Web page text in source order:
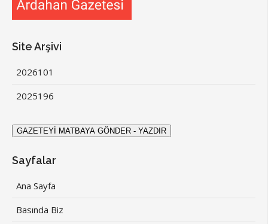
Site Arşivi
2026101
2025196
Sayfalar
Ana Sayfa
Basında Biz